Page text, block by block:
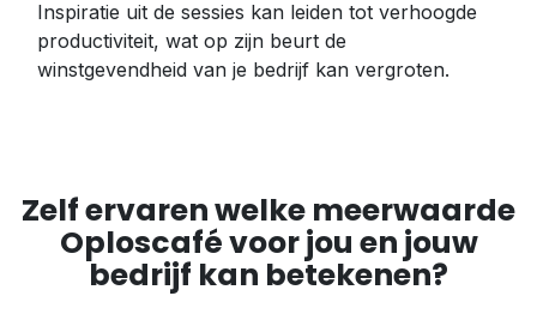
Inspiratie uit de sessies kan leiden tot verhoogde
productiviteit, wat op zijn beurt de
winstgevendheid van je bedrijf kan vergroten.
Zelf ervaren welke meerwaarde
Oploscafé voor jou en jouw
bedrijf kan betekenen?